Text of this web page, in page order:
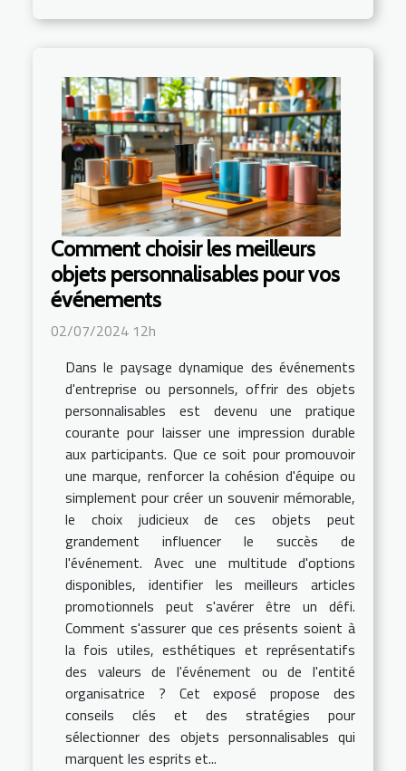
Comment choisir les meilleurs
objets personnalisables pour vos
événements
02/07/2024 12h
Dans le paysage dynamique des événements
d'entreprise ou personnels, offrir des objets
personnalisables est devenu une pratique
courante pour laisser une impression durable
aux participants. Que ce soit pour promouvoir
une marque, renforcer la cohésion d'équipe ou
simplement pour créer un souvenir mémorable,
le choix judicieux de ces objets peut
grandement influencer le succès de
l'événement. Avec une multitude d'options
disponibles, identifier les meilleurs articles
promotionnels peut s'avérer être un défi.
Comment s'assurer que ces présents soient à
la fois utiles, esthétiques et représentatifs
des valeurs de l'événement ou de l'entité
organisatrice ? Cet exposé propose des
conseils clés et des stratégies pour
sélectionner des objets personnalisables qui
marquent les esprits et...